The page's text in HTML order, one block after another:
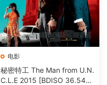
电影
秘密特工 The Man from U.N.
C.L.E 2015 [BDISO 36.54G